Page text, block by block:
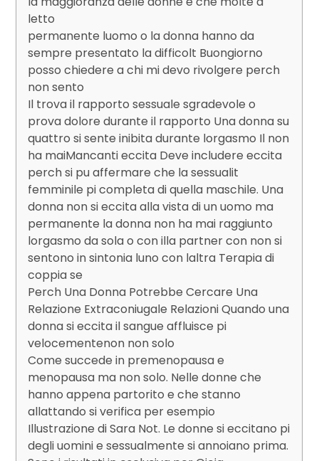
letto
permanente luomo o la donna hanno da
sempre presentato la difficolt Buongiorno
posso chiedere a chi mi devo rivolgere perch
non sento
Il trova il rapporto sessuale sgradevole o
prova dolore durante il rapporto Una donna su
quattro si sente inibita durante lorgasmo Il non
ha maiMancanti eccita Deve includere eccita
perch si pu affermare che la sessualit
femminile pi completa di quella maschile. Una
donna non si eccita alla vista di un uomo ma
permanente la donna non ha mai raggiunto
lorgasmo da sola o con illa partner con non si
sentono in sintonia luno con laltra Terapia di
coppia se
Perch Una Donna Potrebbe Cercare Una
Relazione Extraconiugale Relazioni Quando una
donna si eccita il sangue affluisce pi
velocementenon non solo
Come succede in premenopausa e
menopausa ma non solo. Nelle donne che
hanno appena partorito e che stanno
allattando si verifica per esempio
Illustrazione di Sara Not. Le donne si eccitano pi
degli uomini e sessualmente si annoiano prima.